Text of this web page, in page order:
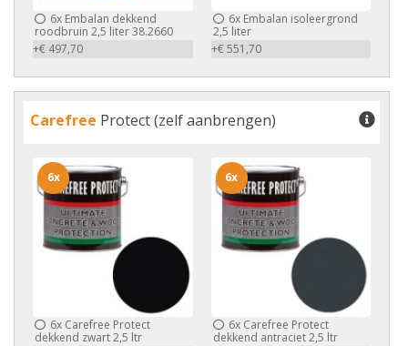
6x Embalan dekkend
roodbruin 2,5 liter 38.2660
+€ 497,70
6xEmbalan isoleergrond
2,5 liter
+€ 551,70
Carefree Protect (zelf aanbrengen)
6x Carefree Protect
dekkend zwart 2,5 ltr
6x
6xCarefree Protect
dekkend antraciet 2,5 ltr
6x